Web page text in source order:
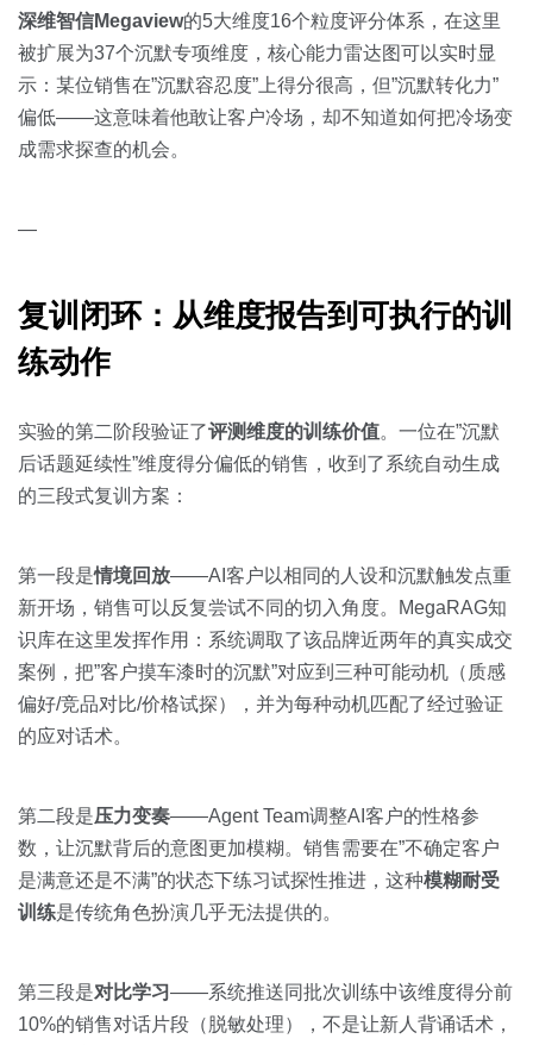
深维智信Megaview的5大维度16个粒度评分体系，在这里
被扩展为37个沉默专项维度，核心能力雷达图可以实时显
示：某位销售在”沉默容忍度”上得分很高，但”沉默转化力”
偏低——这意味着他敢让客户冷场，却不知道如何把冷场变
成需求探查的机会。
—
复训闭环：从维度报告到可执行的训
练动作
实验的第二阶段验证了评测维度的训练价值。一位在”沉默
后话题延续性”维度得分偏低的销售，收到了系统自动生成
的三段式复训方案：
第一段是情境回放——AI客户以相同的人设和沉默触发点重
新开场，销售可以反复尝试不同的切入角度。MegaRAG知
识库在这里发挥作用：系统调取了该品牌近两年的真实成交
案例，把”客户摸车漆时的沉默”对应到三种可能动机（质感
偏好/竞品对比/价格试探），并为每种动机匹配了经过验证
的应对话术。
第二段是压力变奏——Agent Team调整AI客户的性格参
数，让沉默背后的意图更加模糊。销售需要在”不确定客户
是满意还是不满”的状态下练习试探性推进，这种模糊耐受
训练是传统角色扮演几乎无法提供的。
第三段是对比学习——系统推送同批次训练中该维度得分前
10%的销售对话片段（脱敏处理），不是让新人背诵话术，